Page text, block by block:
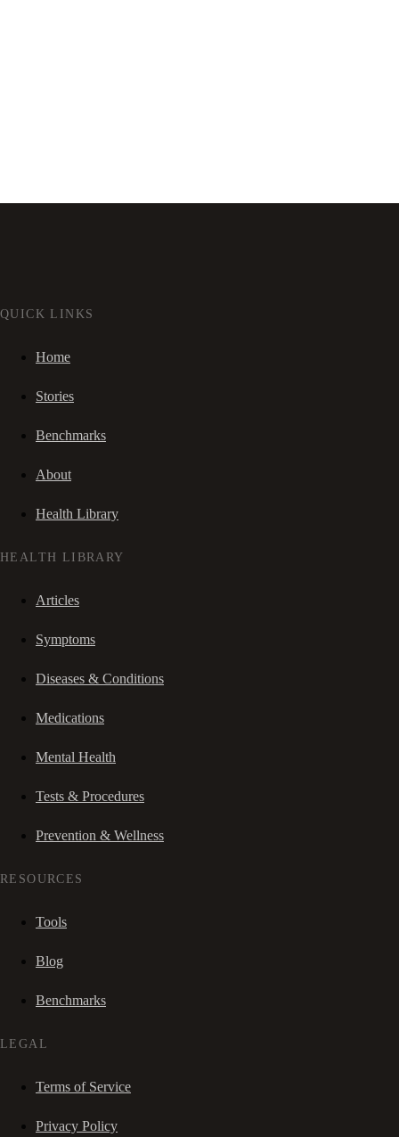
QUICK LINKS
Home
Stories
Benchmarks
About
Health Library
HEALTH LIBRARY
Articles
Symptoms
Diseases & Conditions
Medications
Mental Health
Tests & Procedures
Prevention & Wellness
RESOURCES
Tools
Blog
Benchmarks
LEGAL
Terms of Service
Privacy Policy